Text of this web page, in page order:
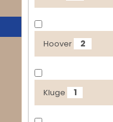
Hoover 2
Kluge 1